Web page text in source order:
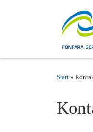
Zum Inhalt springen
Start »